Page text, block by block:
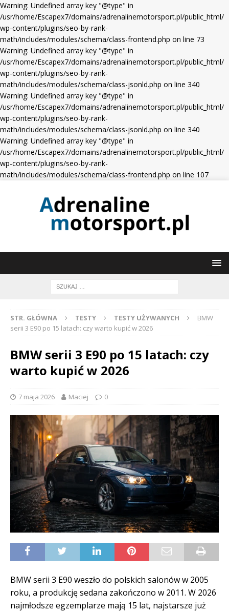
Warning: Undefined array key "@type" in
/usr/home/Escapex7/domains/adrenalinemotorsport.pl/public_html/
wp-content/plugins/seo-by-rank-
math/includes/modules/schema/class-frontend.php on line 73
Warning: Undefined array key "@type" in
/usr/home/Escapex7/domains/adrenalinemotorsport.pl/public_html/
wp-content/plugins/seo-by-rank-
math/includes/modules/schema/class-jsonld.php on line 340
Warning: Undefined array key "@type" in
/usr/home/Escapex7/domains/adrenalinemotorsport.pl/public_html/
wp-content/plugins/seo-by-rank-
math/includes/modules/schema/class-jsonld.php on line 340
Warning: Undefined array key "@type" in
/usr/home/Escapex7/domains/adrenalinemotorsport.pl/public_html/
wp-content/plugins/seo-by-rank-
math/includes/modules/schema/class-frontend.php on line 107
STR. GŁÓWNA TESTY TESTY UŻYWANYCH
BMW
serii 3 E90 po 15 latach: czy warto kupić w 2026
BMW serii 3 E90 po 15 latach: czy
warto kupić w 2026
7 maja 2026 Maciej 0
BMW serii 3 E90 weszło do polskich salonów w 2005
roku, a produkcję sedana zakończono w 2011. W 2026
najmłodsze egzemplarze mają 15 lat, najstarsze już